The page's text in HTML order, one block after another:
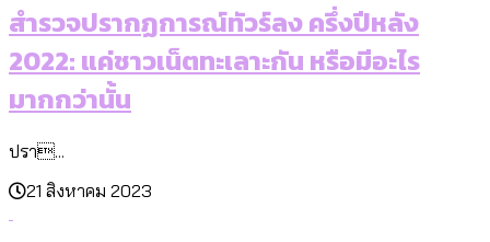
สำรวจปรากฏการณ์ทัวร์ลง ครึ่งปีหลัง
2022: แค่ชาวเน็ตทะเลาะกัน หรือมีอะไร
มากกว่านั้น
ปรา...
21 สิงหาคม 2023